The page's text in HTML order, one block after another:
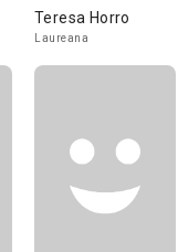
Teresa Horro
Laureana